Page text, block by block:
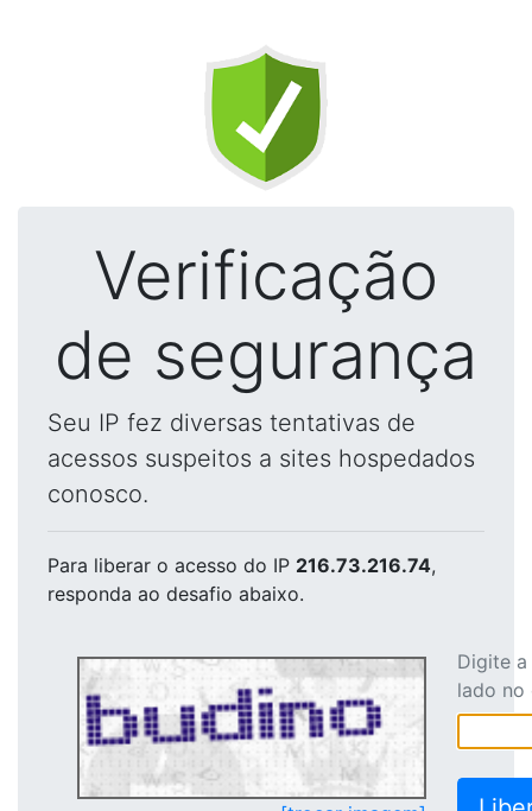
Verificação
de segurança
Seu IP fez diversas tentativas de
acessos suspeitos a sites hospedados
conosco.
Para liberar o acesso do IP 216.73.216.74,
responda ao desafio abaixo.
Digite
lado no